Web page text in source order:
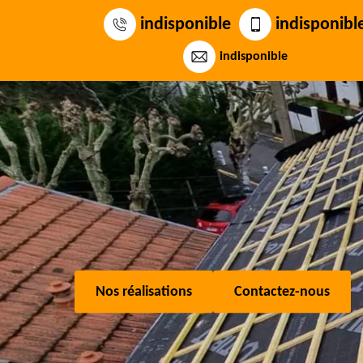
indisponible
indisponible
Nos réalisations Contactez-nous